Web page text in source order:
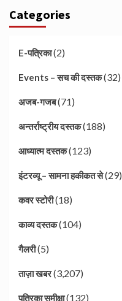
Categories
E-पत्रिका(2)
Events – सच की दस्तक(32)
अजब-गजब(71)
अन्तर्राष्ट्रीय दस्तक(188)
आध्यात्म दस्तक(123)
इंटरव्यू – सामना हकीकत से(29)
कवर स्टोरी(18)
काव्य दस्तक(104)
गैलरी(5)
ताज़ा खबर(3,207)
पत्रिका समीक्षा(132)